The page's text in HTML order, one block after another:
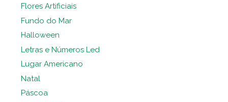
Flores Artificiais
Fundo do Mar
Halloween
Letras e Números Led
Lugar Americano
Natal
Páscoa